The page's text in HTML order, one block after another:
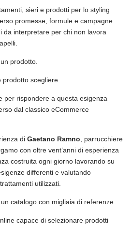
sieri e prodotti per lo styling
promesse, formule e campagne
da interpretare per chi non lavora
prodotto.
prodotto scegliere.
per rispondere a questa esigenza
dal classico eCommerce
di Gaetano Ramno, parrucchiere
con oltre vent’anni di esperienza
costruita ogni giorno lavorando su
differenti e valutando
utilizzati.
catalogo con migliaia di referenze.
capace di selezionare prodotti